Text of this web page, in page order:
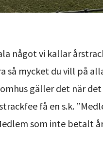
något vi kallar
så mycket du vill på
gäller det när
få en s.k.
som inte betalt